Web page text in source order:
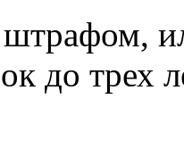
до трех